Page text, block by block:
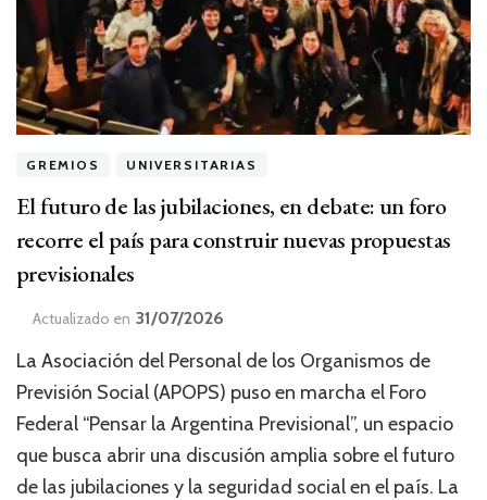
GREMIOS UNIVERSITARIAS
El futuro de las jubilaciones, en debate: un foro
recorre el país para construir nuevas propuestas
previsionales
Actualizado en 31/07/2026
La Asociación del Personal de los Organismos de
Previsión Social (APOPS) puso en marcha el Foro
Federal “Pensar la Argentina Previsional”, un espacio
que busca abrir una discusión amplia sobre el futuro
de las jubilaciones y la seguridad social en el país. La